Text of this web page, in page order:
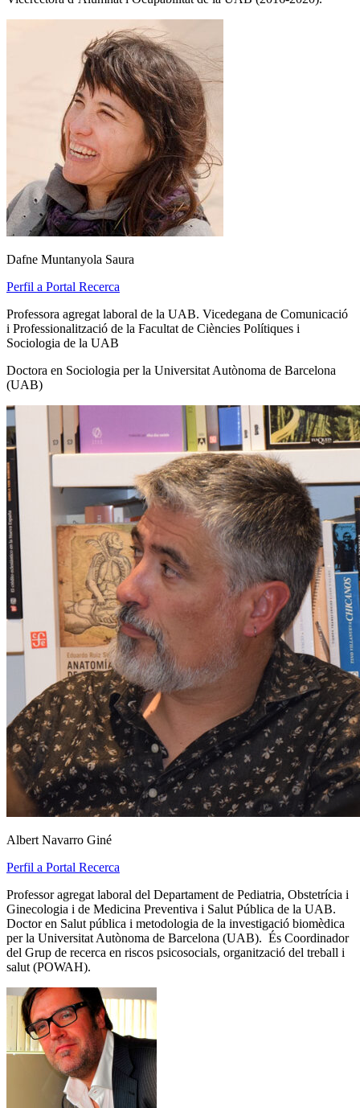
Dafne Muntanyola Saura
Perfil a Portal Recerca
Professora agregat laboral de la UAB. Vicedegana de Comunicació
i Professionalització de la Facultat de Ciències Polítiques i
Sociologia de la UAB
Doctora en Sociologia per la Universitat Autònoma de Barcelona
(UAB)
Albert Navarro Giné
Perfil a Portal Recerca
Professor agregat laboral del Departament de Pediatria, Obstetrícia i
Ginecologia i de Medicina Preventiva i Salut Pública de la UAB.
Doctor en Salut pública i metodologia de la investigació biomèdica
per la Universitat Autònoma de Barcelona (UAB). És Coordinador
del Grup de recerca en riscos psicosocials, organització del treball i
salut (POWAH).